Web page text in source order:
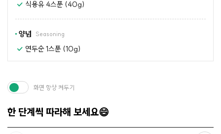
식용유 4스푼 (40g)
양념 Seasoning
연두순 1스푼 (10g)
한 단계씩 따라해 보세요😄
화면 항상 켜두기